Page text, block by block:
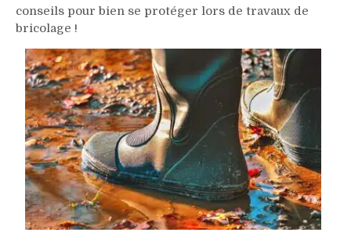
conseils pour bien se protéger lors de travaux de
bricolage !